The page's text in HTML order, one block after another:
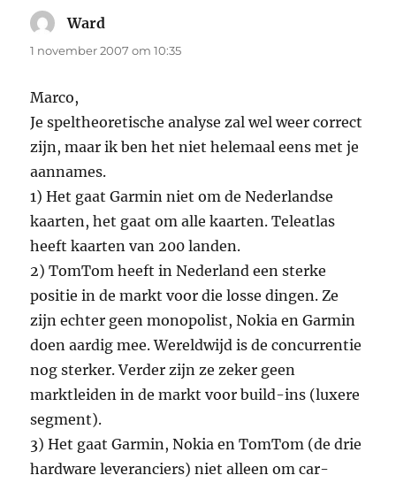
Ward
1 november 2007 om 10:35
Marco,
Je speltheoretische analyse zal wel weer correct
zijn, maar ik ben het niet helemaal eens met je
aannames.
1) Het gaat Garmin niet om de Nederlandse
kaarten, het gaat om alle kaarten. Teleatlas
heeft kaarten van 200 landen.
2) TomTom heeft in Nederland een sterke
positie in de markt voor die losse dingen. Ze
zijn echter geen monopolist, Nokia en Garmin
doen aardig mee. Wereldwijd is de concurrentie
nog sterker. Verder zijn ze zeker geen
marktleiden in de markt voor build-ins (luxere
segment).
3) Het gaat Garmin, Nokia en TomTom (de drie
hardware leveranciers) niet alleen om car-